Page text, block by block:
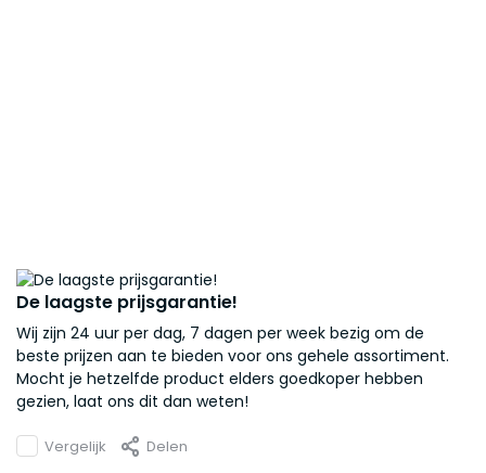
De laagste prijsgarantie!
Wij zijn 24 uur per dag, 7 dagen per week bezig om de
beste prijzen aan te bieden voor ons gehele assortiment.
Mocht je hetzelfde product elders goedkoper hebben
gezien, laat ons dit dan weten!
Vergelijk Delen